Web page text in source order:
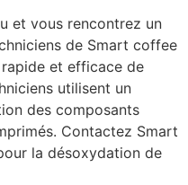
et vous rencontrez un
de Smart coffee
et efficace de
utilisent un
des composants
Contactez Smart
la désoxydation de